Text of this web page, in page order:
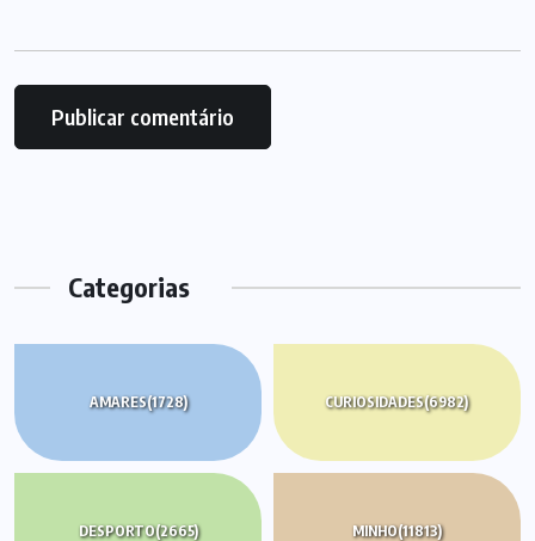
Categorias
AMARES(1728) CURIOSIDADES(6982)
DESPORTO(2665) MINHO(11813)